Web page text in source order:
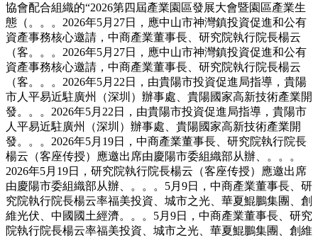
協會配合組織的“2026第四屆產業園區發展大會暨園區產業生
態（。。。2026年5月27日，應中山市神灣鎮投資促進和公有
資產事務核心邀請，中商產業董事長、研究院執行院長楊云
（客。。。2026年5月27日，應中山市神灣鎮投資促進和公有
資產事務核心邀請，中商產業董事長、研究院執行院長楊云
（客。。。2026年5月22日，由貴陽市投資促進局指導，貴陽
市人平易近駐廣州（深圳）辦事處、貴陽國家高新技術產業開
發。。。2026年5月22日，由貴陽市投資促進局指導，貴陽市
人平易近駐廣州（深圳）辦事處、貴陽國家高新技術產業開
發。。。2026年5月19日，中商產業董事長、研究院執行院長
楊云（客座传授）應邀出席由慶陽市委組織部从辦、。。。
2026年5月19日，研究院執行院長楊云（客座传授）應邀出席
由慶陽市委組織部从辦、。。。5月9日，中商產業董事長、研
究院執行院長楊云率福美投資、城市之光、華夏鯤鵬集團、創
維光伏、中國國土經濟。。。5月9日，中商產業董事長、研究
院執行院長楊云率福美投資、城市之光、華夏鯤鵬集團、創維